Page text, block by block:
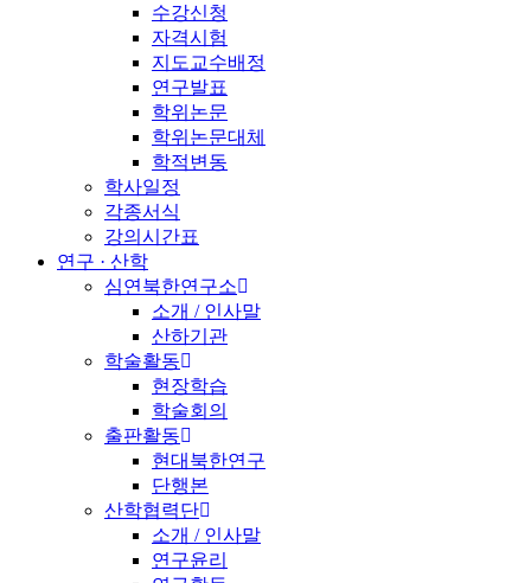
수강신청
자격시험
지도교수배정
연구발표
학위논문
학위논문대체
학적변동
학사일정
각종서식
강의시간표
연구 · 산학
심연북한연구소
소개 / 인사말
산하기관
학술활동
현장학습
학술회의
출판활동
현대북한연구
단행본
산학협력단
소개 / 인사말
연구윤리